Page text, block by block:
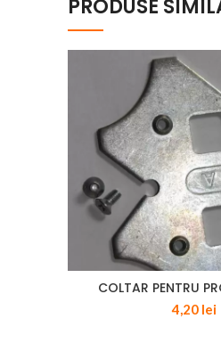
PRODUSE
COLTAR PENTRU
4,20 lei